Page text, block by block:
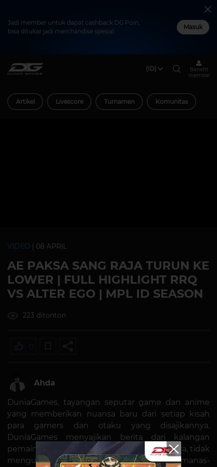
Jadi member untuk dapat cashback DG Poin,
bisa ditukar jadi merchandise spesial
Masuk
(ID)
Benefit
member
Artikel Livescore Turnamen Komunitas
VIDEO | 08 APRIL
AE PAKSA SANG RAJA TURUN KE
LOWER | FULL HIGHLIGHT RRQ
VS ALTER EGO | MPL ID SEASON
223 ditonton
Ahda
DuniaGames, tayangan seputar game dan anime
yang memberikan nuansa baru dari setiap kisah
para gamers dan otaku yang disajikannya.
DuniaGames menyajikan berita dari kalangan
pemain game profesional dengan apa adanya, tidak
mengurangi, menambahi, apalagi memanas-